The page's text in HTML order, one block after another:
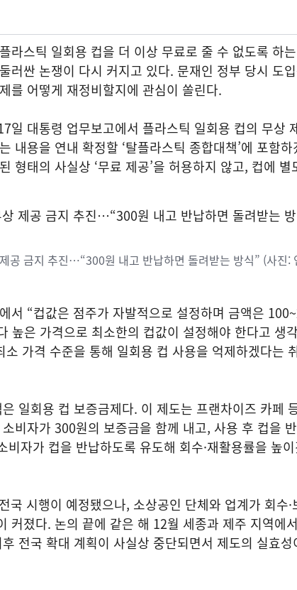
라스틱 일회용 컵을 더 이상 무료로 줄 수 없도록 하
러싼 논쟁이 다시 커지고 있다. 문재인 정부 당시 도
를 어떻게 재정비할지에 관심이 쏠린다.
일 대통령 업무보고에서 플라스틱 일회용 컵의 무상
내용을 연내 확정할 ‘탈플라스틱 종합대책’에 포함
형태의 사실상 ‘무료 제공’을 허용하지 않고, 컵에 별
공 금지 추진…“300원 내고 반납하면 돌려받는 방식” (사진:
서 “컵값은 점주가 자발적으로 설정하며 금액은
높은 가격으로 최소한의 컵값이 설정해야 한다고 생
가격 수준을 통해 일회용 컵 사용을 억제하겠다는
일회용 컵 보증금제다. 이 제도는 프랜차이즈 카페
비자가 300원의 보증금을 함께 내고, 사용 후 컵을
자가 컵을 반납하도록 유도해 회수·재활용률을 높
국 시행이 예정됐으나, 소상공인 단체와 업계가 회수·
커졌다. 논의 끝에 같은 해 12월 세종과 제주 지역에
전국 확대 계획이 사실상 중단되면서 제도의 실효성